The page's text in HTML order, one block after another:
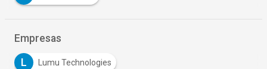
Empresas
L Lumu Technologies